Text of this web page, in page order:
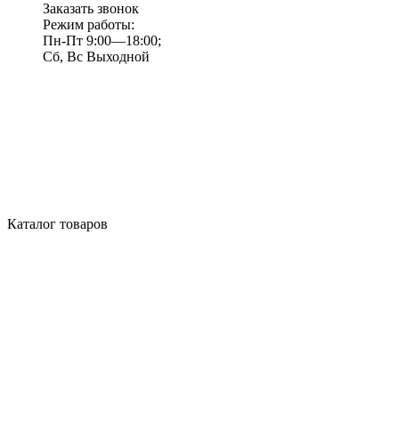
Заказать звонок
Режим работы:
Пн-Пт 9:00—18:00;
Сб, Вс Выходной
Каталог товаров